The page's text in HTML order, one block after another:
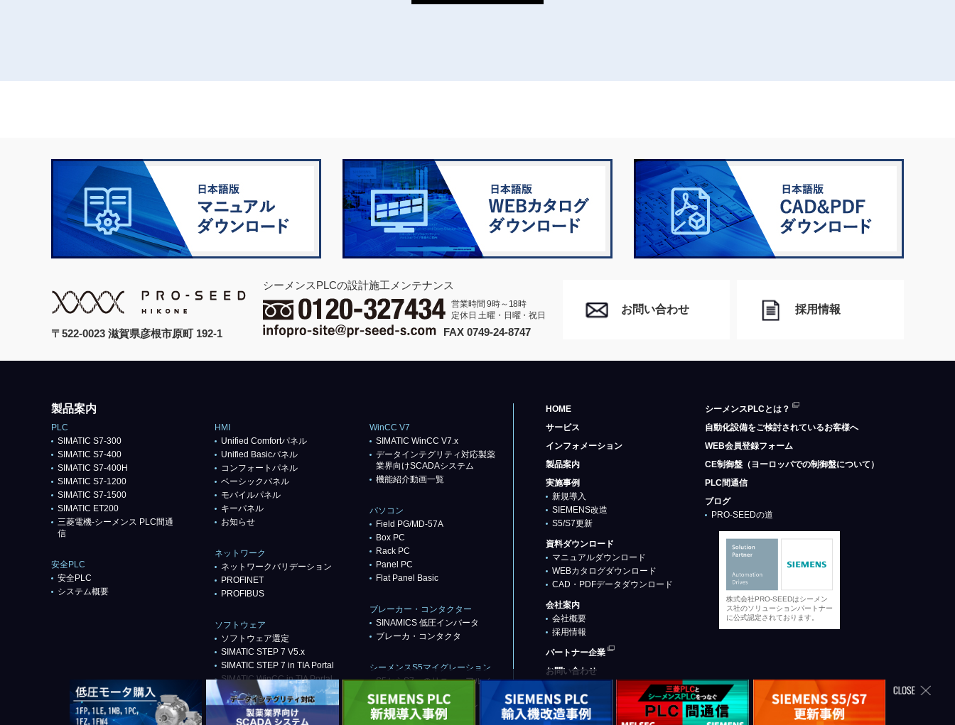
〒522-0023 滋賀県彦根市原町 192-1
シーメンスPLCの設計施工メンテナンス
営業時間 9時～18時
定休日 土曜・日曜・祝日
FAX 0749-24-8747
お問い合わせ 採用情報
製品案内
PLC
SIMATIC S7-300
SIMATIC S7-400
SIMATIC S7-400H
SIMATIC S7-1200
SIMATIC S7-1500
SIMATIC ET200
三菱電機-シーメンス PLC間通
信
安全PLC
安全PLC
システム概要
HMI
Unified Comfortパネル
Unified Basicパネル
コンフォートパネル
ベーシックパネル
モバイルパネル
キーパネル
お知らせ
ネットワーク
ネットワークバリデーション
PROFlNET
PROFIBUS
ソフトウェア
ソフトウェア選定
SIMATIC STEP 7 V5.x
SIMATIC STEP 7 in TIA Portal
SIMATIC WinCC in TIA Portal
WinCC V7
SIMATIC WinCC V7.x
データインテグリティ対応製薬
業界向けSCADAシステム
機能紹介動画一覧
パソコン
Field PG/MD-57A
Box PC
Rack PC
Panel PC
Flat Panel Basic
ブレーカー・コンタクター
SINAMICS 低圧インバータ
ブレーカ・コンタクタ
シーメンスS5マイグレーション
S5からS7へのリニューアル／
リプレース
代替推奨品（基本パターン）
HOME
サービス
インフォメーション
製品案内
実施事例
新規導入
SIEMENS改造
S5/S7更新
資料ダウンロード
マニュアルダウンロード
WEBカタログダウンロード
CAD・PDFデータダウンロード
会社案内
会社概要
採用情報
パートナー企業
お問い合わせ
シーメンスPLCとは？
自動化設備をご検討されているお客様へ
WEB会員登録フォーム
CE制御盤（ヨーロッパでの制御盤について）
PLC間通信
ブログ
PRO-SEEDの道
株式会社PRO-SEEDはシーメン
ス社のソリューションパートナー
に公式認定されております。